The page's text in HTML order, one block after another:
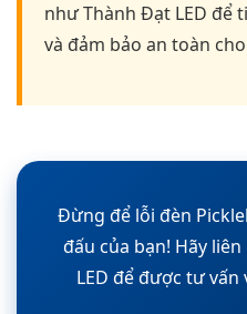
như Thành Đạt LED để
và đảm bảo an toàn
Đừng để lỗi đèn
đấu của bạn! Hãy
LED để được tư